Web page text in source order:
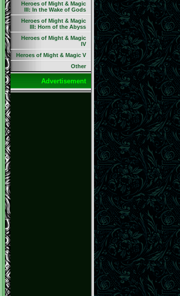
Heroes of Might & Magic
III: In the Wake of Gods
Heroes of Might & Magic
III: Horn of the Abyss
Heroes of Might & Magic
IV
Heroes of Might & Magic V
Other
Advertisement